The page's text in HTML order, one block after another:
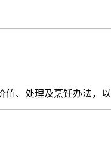
值、处理及烹饪办法，